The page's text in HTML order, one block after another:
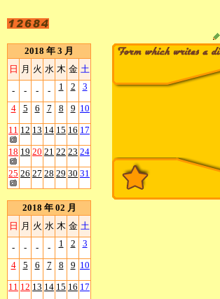
2018 年 3 月
日 月 火 水 木 金 土
- - - - 1 2 3
4 5 6 7 8 9 10
11 12 13 14 15 16 17
18 19 20 21 22 23 24
25 26 27 28 29 30 31
2018 年 02 月
日 月 火 水 木 金 土
- - - - 1 2 3
4 5 6 7 8 9 10
11 12 13 14 15 16 17